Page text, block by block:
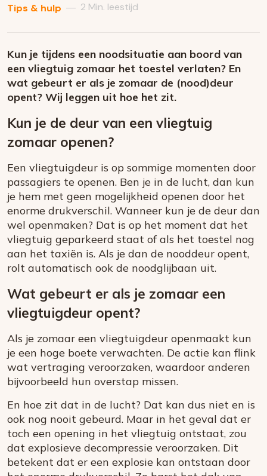
Tips & hulp — 2 Min. leestijd
Kun je tijdens een noodsituatie aan boord van
een vliegtuig zomaar het toestel verlaten? En
wat gebeurt er als je zomaar de (nood)deur
opent? Wij leggen uit hoe het zit.
Kun je de deur van een vliegtuig
zomaar openen?
Een vliegtuigdeur is op sommige momenten door
passagiers te openen. Ben je in de lucht, dan kun
je hem met geen mogelijkheid openen door het
enorme drukverschil. Wanneer kun je de deur dan
wel openmaken? Dat is op het moment dat het
vliegtuig geparkeerd staat of als het toestel nog
aan het taxiën is. Als je dan de nooddeur opent,
rolt automatisch ook de noodglijbaan uit.
Wat gebeurt er als je zomaar een
vliegtuigdeur opent?
Als je zomaar een vliegtuigdeur openmaakt kun
je een hoge boete verwachten. De actie kan flink
wat vertraging veroorzaken, waardoor anderen
bijvoorbeeld hun overstap missen.
En hoe zit dat in de lucht? Dat kan dus niet en is
ook nog nooit gebeurd. Maar in het geval dat er
toch een opening in het vliegtuig ontstaat, zou
dat explosieve decompressie veroorzaken. Dit
betekent dat er een explosie kan ontstaan door